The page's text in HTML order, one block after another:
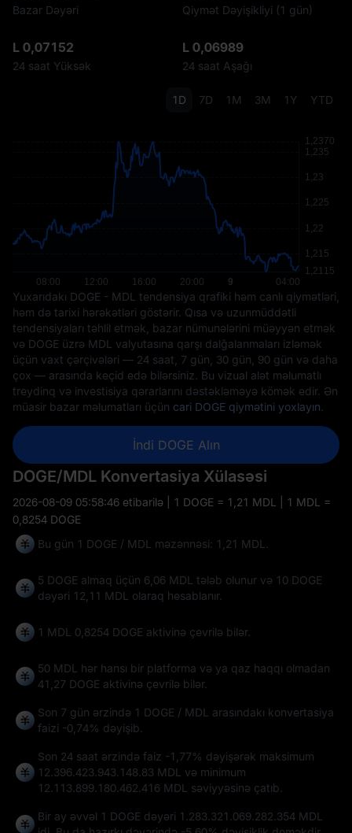
Bazar Dəyəri Qiymət Dəyişikliyi (1 gün)
L 0,07152
24 saat Yüksək
L 0,06989
24 saat Aşağı
1D 7D 1M 3M 1Y YTD
Yuxarıdakı DOGE - MDL tendensiya qrafiki həm canlı qiymətləri,
həm də tarixi hərəkətləri göstərir. Qısa və uzunmüddətli
tendensiyaları təhlil etmək, bazar nümunələrini müəyyən etmək
və DOGE üzrə MDL valyutasına qarşı dalğalanmaları izləmək
üçün vaxt çərçivələri — 24 saat, 7 gün, 30 gün, 90 gün və daha
çox — arasında keçid edə bilərsiniz. Bu vizual alət məlumatlı
treydinq və investisiya qərarlarını dəstəkləməyə kömək edir. Ən
müasir bazar məlumatları üçün cari DOGE qiymətini yoxlayın.
İndi DOGE Alın
DOGE/MDL Konvertasiya Xülasəsi
2026-08-09 05:58:46 etibarilə | 1 DOGE = 1,21 MDL | 1 MDL =
0,8254 DOGE
Bu gün 1 DOGE / MDL məzənnəsi: 1,21 MDL.
5 DOGE almaq üçün 6,06 MDL tələb olunur və 10 DOGE
dəyəri 12,11 MDL olaraq hesablanır.
1 MDL 0,8254 DOGE aktivinə çevrilə bilər.
50 MDL hər hansı bir platforma və ya qaz haqqı olmadan
41,27 DOGE aktivinə çevrilə bilər.
Son 7 gün ərzində 1 DOGE / MDL arasındakı konvertasiya
faizi -0,74% dəyişib.
Son 24 saat ərzində faiz -1,77% dəyişərək maksimum
12.396.423.943.148.83 MDL və minimum
12.113.899.180.462.416 MDL səviyyəsinə çatıb.
Bir ay əvvəl 1 DOGE dəyəri 1.283.321.069.282.354 MDL